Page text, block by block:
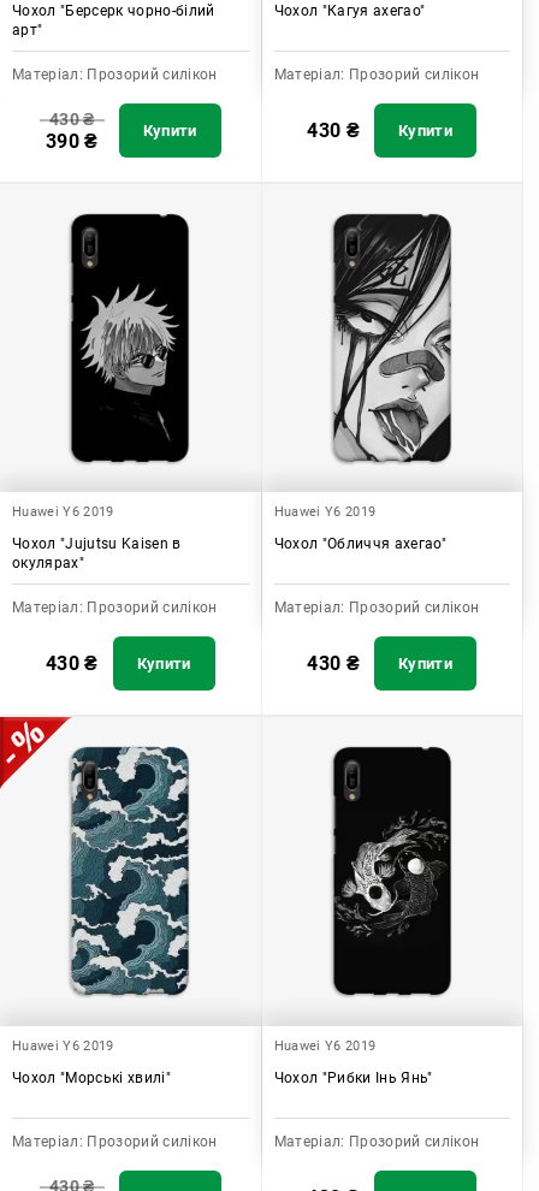
Чохол "Берсерк чорно-білий
арт"
Матеріал: Прозорий силікон
430₴
390₴ Купити
Чохол "Кагуя ахегао"
Матеріал: Прозорий силікон
430 ₴ Купити
Huawei Y6 2019
Чохол "Jujutsu Kaisen в
окулярах"
Матеріал: Прозорий силікон
430₴ Купити
Huawei Y6 2019
Чохол "Обличчя ахегао"
Матеріал: Прозорий силікон
430 ₴ Купити
Huawei Y6 2019
Чохол "Морські хвилі"
Матеріал: Прозорий силікон
430₴
Huawei Y6 2019
Чохол "Рибки Інь Янь"
Матеріал: Прозорий силікон